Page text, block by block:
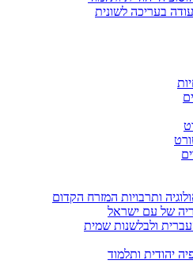
בעריכה לשונית
ותרבויות המזרח הקדום
של עם ישראל
ולבלשנות שמית
יהודית ותלמוד